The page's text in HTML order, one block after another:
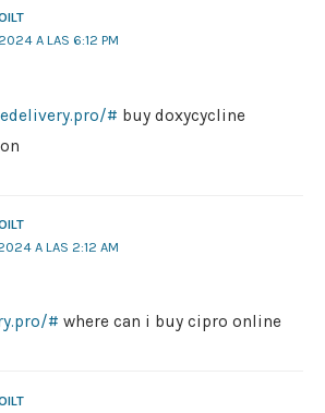
A LAS 6:12 PM
# buy doxycycline
A LAS 2:12 AM
# where can i buy cipro online